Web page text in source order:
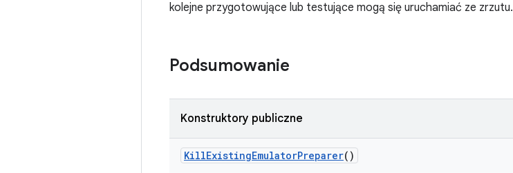
kolejne przygotowujące lub testujące mogą się uruchamiać ze zrzutu.
Podsumowanie
Konstruktory publiczne
KillExistingEmulatorPreparer()